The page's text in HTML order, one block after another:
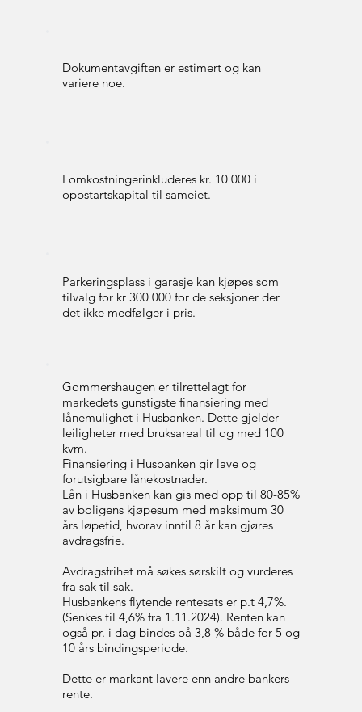
Dokumentavgiften er estimert og kan
variere noe.
I omkostningerinkluderes kr. 10 000 i
oppstartskapital til sameiet.
Parkeringsplass i garasje kan kjøpes som
tilvalg for kr 300 000 for de seksjoner der
det ikke medfølger i pris.
Gommershaugen er tilrettelagt for
markedets gunstigste finansiering med
lånemulighet i Husbanken. Dette gjelder
leiligheter med bruksareal til og med 100
kvm.
Finansiering i Husbanken gir lave og
forutsigbare lånekostnader.
Lån i Husbanken kan gis med opp til 80-85%
av boligens kjøpesum med maksimum 30
års løpetid, hvorav inntil 8 år kan gjøres
avdragsfrie.
Avdragsfrihet må søkes sørskilt og vurderes
fra sak til sak.
Husbankens flytende rentesats er p.t 4,7%.
(Senkes til 4,6% fra 1.11.2024). Renten kan
også pr. i dag bindes på 3,8 % både for 5 og
10 års bindingsperiode.
Dette er markant lavere enn andre bankers
rente.